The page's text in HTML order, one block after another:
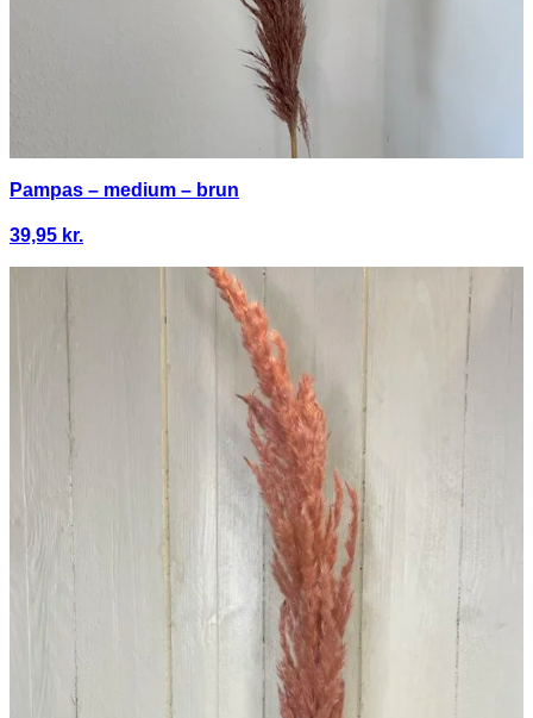
Pampas – medium – brun
39,95 kr.